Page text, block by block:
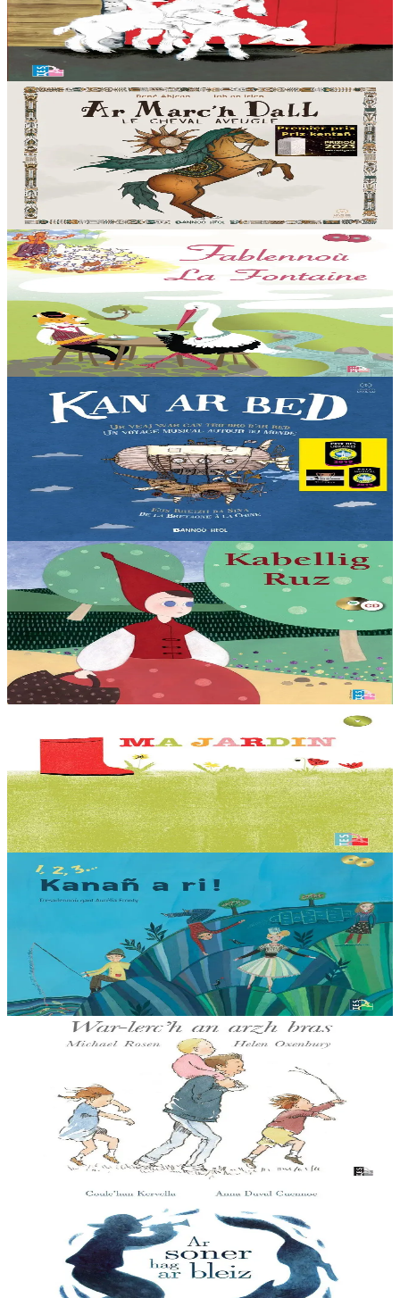
Albom + enrolladenn da selaou enlinenn. « Bezit fur ha na zigorit da
zen ebet » a lavaras ar vamm c’havr d’he mennoù a-raok mont d’ar
marc’had. Met ar bleiz a...
Er stok8,00 €
Bannoù-heol
Ar Marc'h Dall - Levr-CD
Tost da gant a ganerien hag a sonerien eus Breizh, Korsika hag eus
Laz-seniñ Sinfonek Bulgaria a laka ac’hanomp da dremen ur
prantad eus ar re gaerañ asambles...
Er stok22,90 €
6 vloaz hag ouzhpenn
TES
Fablennoù La Fontaine
Levr-CD. Dastumad fablennoù La Fontaine. 39 fablenn, 7 konter,
19 treser. Sonerezh gant Yann Tiersen.
Er stok25,00 €
Bannoù-heol
Kan ar Bed - Levr-CD
Emañ Liza o chom e Menez Are, e kalon Breizh. Un noz e tiviz ar
plac'h yaouank mont da zizoleiñ ar bed. Ur bedadenn da veajiñ gant
trizek pezh sonerezh eus...
3 bloaz hag ouzhpenn
TES
Kabellig Ruz
Ar gontadenn hengounel tennet diwar an destenn bet embannet gant
Al Liamm e 1957. Teir enrolladenn a gaver war ar bladenn-arc'hant
: 1. Kontet gant Mona...
Er stok 12,00 €
Ma jardin
Levr-CD diwar ar ganaouenn : « Tro ma jardin zo bet savet ur vur,
ar vur zo er jardin, ar jardin a zo din... » Kanet gant Paul Salaün.
Er stok10,00 €
1, 2, 3… Kanañ a ri !
Un dastumad 55 kanaouenn kozh ha nevez, kanet gant Anne
Auffret, Ifig Flatres, Yvon Gouez, Mona Jaouen, Clarisse Lavanant,
Bleuenn ar Borgn, Morgan Le Coz, Sofi...
Er stok25,00 €
3 bloaz hag ouzhpenn
War-lerc'h an arzh bras
Deomp ’ta bugale, deomp war-lerc’h an arzh / Hag e vo plijadur,
plijadur, plijadur / Deomp ’ta bugale, deomp ’ta war e lerc’h / Hag e
vo plijadur leizh hon c’hof....
14,00 €
11 vloaz hag ouzhpenn
Ar soner hag ar bleiz
Ur gontadenn skrivet diwar Ur galedenn a zen bet skrivet gant Yeun
ar Gov. Matilin an Dall, talabarder, ha Yann ar Chapel, biniaouer, zo